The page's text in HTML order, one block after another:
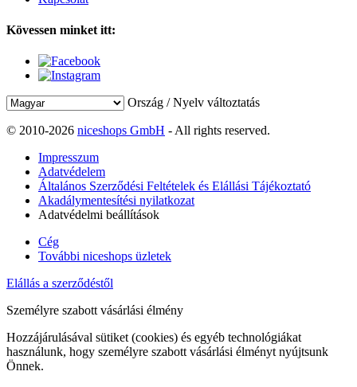
Kövessen minket itt:
Ország / Nyelv változtatás
© 2010-2026 niceshops GmbH - All rights reserved.
Impresszum
Adatvédelem
Általános Szerződési Feltételek és Elállási Tájékoztató
Akadálymentesítési nyilatkozat
Adatvédelmi beállítások
Cég
További niceshops üzletek
Elállás a szerződéstől
Személyre szabott vásárlási élmény
Hozzájárulásával sütiket (cookies) és egyéb technológiákat
használunk, hogy személyre szabott vásárlási élményt nyújtsunk
Önnek.